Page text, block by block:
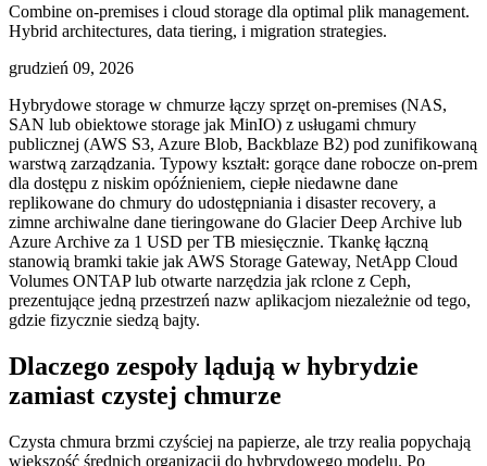
Combine on-premises i cloud storage dla optimal plik management.
Hybrid architectures, data tiering, i migration strategies.
grudzień 09, 2026
Hybrydowe storage w chmurze łączy sprzęt on-premises (NAS,
SAN lub obiektowe storage jak MinIO) z usługami chmury
publicznej (AWS S3, Azure Blob, Backblaze B2) pod zunifikowaną
warstwą zarządzania. Typowy kształt: gorące dane robocze on-prem
dla dostępu z niskim opóźnieniem, ciepłe niedawne dane
replikowane do chmury do udostępniania i disaster recovery, a
zimne archiwalne dane tieringowane do Glacier Deep Archive lub
Azure Archive za 1 USD per TB miesięcznie. Tkankę łączną
stanowią bramki takie jak AWS Storage Gateway, NetApp Cloud
Volumes ONTAP lub otwarte narzędzia jak rclone z Ceph,
prezentujące jedną przestrzeń nazw aplikacjom niezależnie od tego,
gdzie fizycznie siedzą bajty.
Dlaczego zespoły lądują w hybrydzie
zamiast czystej chmurze
Czysta chmura brzmi czyściej na papierze, ale trzy realia popychają
większość średnich organizacji do hybrydowego modelu. Po